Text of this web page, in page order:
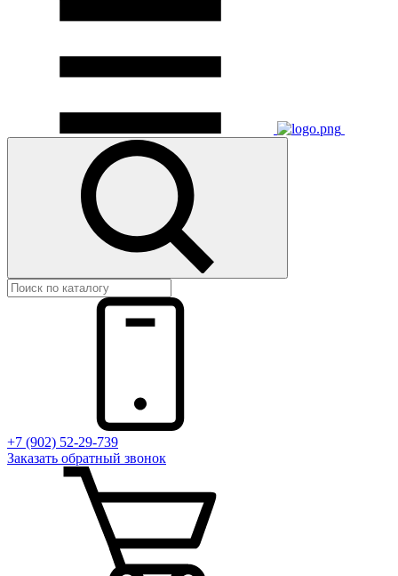
+7 (902) 52-29-739
Заказать обратный звонок